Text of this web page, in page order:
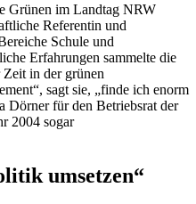
Grünen im Landtag NRW
Referentin und
Schule und
Erfahrungen sammelte die
in der grünen
sagt sie, „finde ich enorm
Dörner für den Betriebsrat der
2004 sogar
umsetzen“